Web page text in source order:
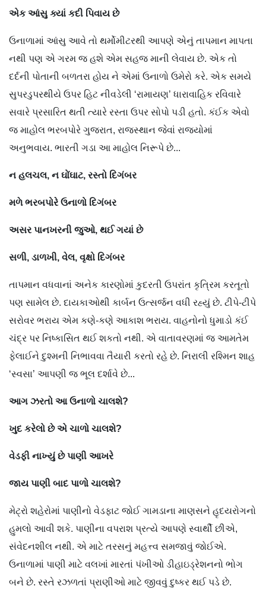
એક આંસુ ક્યાં કદી પિવાય છે
ઉનાળામાં આંસુ આવે તો થર્મોમીટરથી આપણે એનું તાપમાન માપતા
નથી પણ એ ગરમ જ હશે એમ સહજ માની લેવાય છે. એક તો
દર્દની પોતાની બળતરા હોય ને એમાં ઉનાળો ઉમેરો કરે. એક સમયે
સુપરડુપરથીયે ઉપર હિટ નીવડેલી ‘રામાયણ’ ધારાવાહિક રવિવારે
સવારે પ્રસારિત થતી ત્યારે રસ્તા ઉપર સોપો પડી હતો. કંઈક એવો
જ માહોલ ભરબપોરે ગુજરાત, રાજસ્થાન જેવાં રાજ્યોમાં
અનુભવાય. ભારતી ગડા આ માહોલ નિરૂપે છે...
ન હલચલ, ન ઘોંઘાટ, રસ્તો દિગંબર
મળે ભરબપોરે ઉનાળો દિગંબર
અસર પાનખરની જુઓ, થઈ ગયાં છે
સળી, ડાળખી, વેલ, વૃક્ષો દિગંબર
તાપમાન વધવાનાં અનેક કારણોમાં કુદરતી ઉપરાંત કૃત્રિમ કરતૂતો
પણ સામેલ છે. દાયકાઓથી કાર્બન ઉત્સર્જન વધી રહ્યું છે. ટીપે-ટીપે
સરોવર ભરાય એમ કણે-કણે આકાશ ભરાય. વાહનોનો ધુમાડો કંઈ
ચંદ્ર પર નિષ્કાસિત થઈ શકતો નથી. એ વાતાવરણમાં જ આમતેમ
ફેલાઈને દુશ્મની નિભાવવા તૈયારી કરતો રહે છે. નિરાલી રશ્મિન શાહ
‘સ્વસા’ આપણી જ ભૂલ દર્શાવે છે...
આગ ઝરતો આ ઉનાળો ચાલશે?
ખુદ કરેલો છે એ ચાળો ચાલશે?
વેડફી નાખ્યું છે પાણી આખરે
જાય પાણી બાદ પાળો ચાલશે?
મેટ્રો શહેરોમાં પાણીનો વેડફાટ જોઈ ગામડાના માણસને હૃદયરોગનો
હુમલો આવી શકે. પાણીના વપરાશ પ્રત્યે આપણે સ્વાર્થી છીએ,
સંવેદનશીલ નથી. એ માટે તરસનું મહત્ત્વ સમજાવું જોઈએ.
ઉનાળામાં પાણી માટે વલખાં મારતાં પંખીઓ ડીહાઇડ્રેશનનો ભોગ
બને છે. રસ્તે રઝળતાં પ્રાણીઓ માટે જીવવું દુષ્કર થઈ પડે છે.